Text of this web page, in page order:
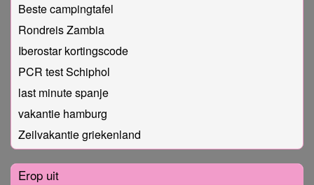
Beste campingtafel
Rondreis Zambia
Iberostar kortingscode
PCR test Schiphol
last minute spanje
vakantie hamburg
Zeilvakantie griekenland
Erop uit